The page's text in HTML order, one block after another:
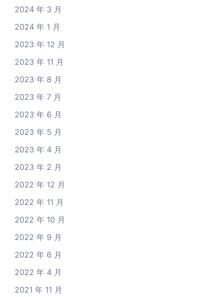
2024 年 3 月
2024 年 1 月
2023 年 12 月
2023 年 11 月
2023 年 8 月
2023 年 7 月
2023 年 6 月
2023 年 5 月
2023 年 4 月
2023 年 2 月
2022 年 12 月
2022 年 11 月
2022 年 10 月
2022 年 9 月
2022 年 6 月
2022 年 4 月
2021 年 11 月